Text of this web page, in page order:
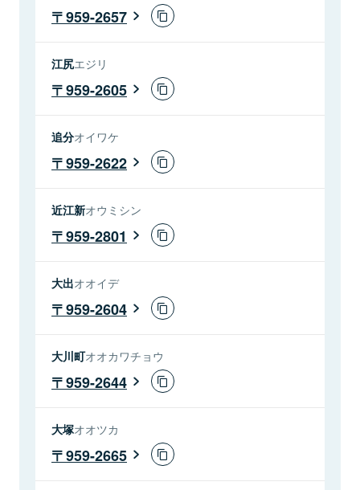
959-2657
江尻エジリ
959-2605
追分オイワケ
959-2622
近江新オウミシン
959-2801
大出オオイデ
959-2604
大川町オオカワチョウ
959-2644
大塚オオツカ
959-2665